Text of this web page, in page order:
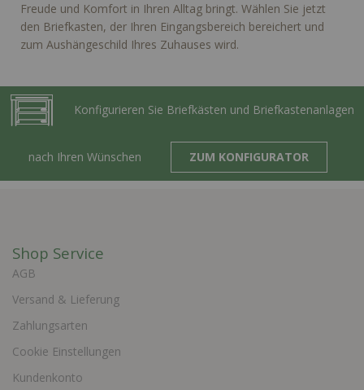
Freude und Komfort in Ihren Alltag bringt. Wählen Sie jetzt
den Briefkasten, der Ihren Eingangsbereich bereichert und
zum Aushängeschild Ihres Zuhauses wird.
Konfigurieren Sie Briefkästen und Briefkastenanlagen
nach Ihren Wünschen ZUM KONFIGURATOR
Shop Service
AGB
Versand & Lieferung
Zahlungsarten
Cookie Einstellungen
Kundenkonto